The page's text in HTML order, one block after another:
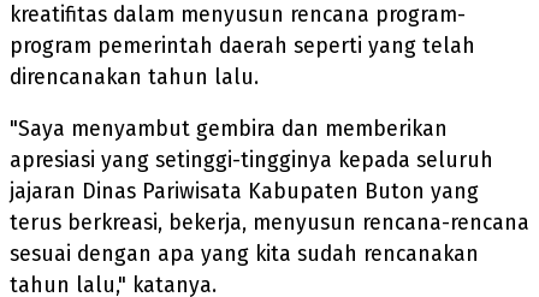
kreatifitas dalam menyusun rencana program-
program pemerintah daerah seperti yang telah
direncanakan tahun lalu.
"Saya menyambut gembira dan memberikan
apresiasi yang setinggi-tingginya kepada seluruh
jajaran Dinas Pariwisata Kabupaten Buton yang
terus berkreasi, bekerja, menyusun rencana-rencana
sesuai dengan apa yang kita sudah rencanakan
tahun lalu," katanya.